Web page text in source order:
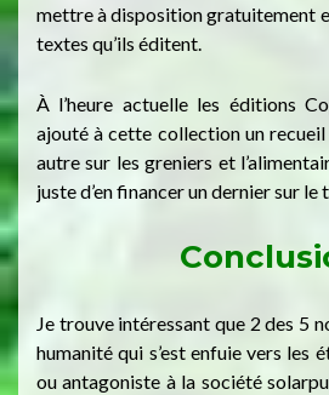
mettre à disposition gratuitement
textes qu’ils éditent.
À l’heure actuelle les éditions
ajouté à cette collection un
autre sur les greniers et
juste d’en financer un dernier sur le
Je trouve intéressant que 2 des 5
humanité qui s’est enfuie vers les
ou antagoniste à la société